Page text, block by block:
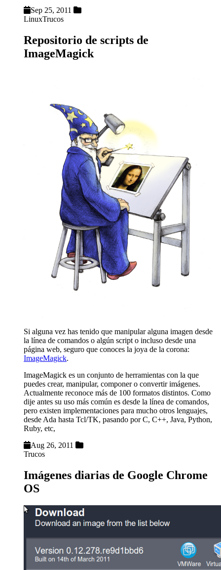
Sep 25, 2011
LinuxTrucos
Repositorio de scripts de
ImageMagick
Si alguna vez has tenido que manipular alguna imagen desde
la línea de comandos o algún script o incluso desde una
página web, seguro que conoces la joya de la corona:
ImageMagick.
ImageMagick es un conjunto de herramientas con la que
puedes crear, manipular, componer o convertir imágenes.
Actualmente reconoce más de 100 formatos distintos. Como
dije antes su uso más común es desde la línea de comandos,
pero existen implementaciones para mucho otros lenguajes,
desde Ada hasta Tcl/TK, pasando por C, C++, Java, Python,
Ruby, etc,
Aug 26, 2011
Trucos
Imágenes diarias de Google Chrome
OS